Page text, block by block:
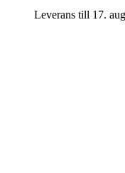
Leverans till 17.